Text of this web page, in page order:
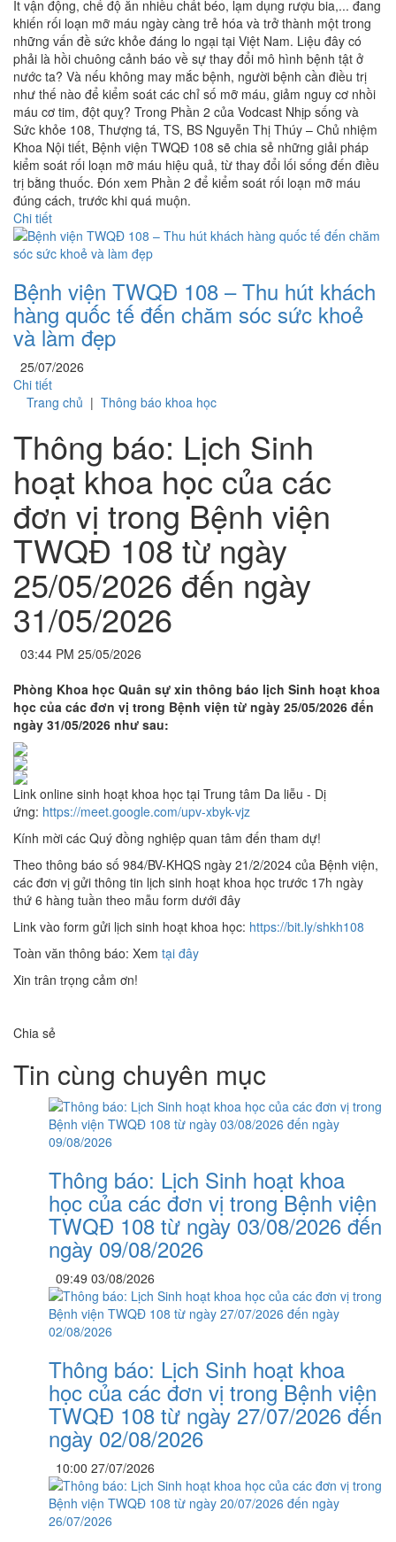
Ít vận động, chế độ ăn nhiều chất béo, lạm dụng rượu bia,... đang
khiến rối loạn mỡ máu ngày càng trẻ hóa và trở thành một trong
những vấn đề sức khỏe đáng lo ngại tại Việt Nam. Liệu đây có
phải là hồi chuông cảnh báo về sự thay đổi mô hình bệnh tật ở
nước ta? Và nếu không may mắc bệnh, người bệnh cần điều trị
như thế nào để kiểm soát các chỉ số mỡ máu, giảm nguy cơ nhồi
máu cơ tim, đột quỵ? Trong Phần 2 của Vodcast Nhịp sống và
Sức khỏe 108, Thượng tá, TS, BS Nguyễn Thị Thúy – Chủ nhiệm
Khoa Nội tiết, Bệnh viện TWQĐ 108 sẽ chia sẻ những giải pháp
kiểm soát rối loạn mỡ máu hiệu quả, từ thay đổi lối sống đến điều
trị bằng thuốc. Đón xem Phần 2 để kiểm soát rối loạn mỡ máu
đúng cách, trước khi quá muộn.
Chi tiết
Bệnh viện TWQĐ 108 – Thu hút khách
hàng quốc tế đến chăm sóc sức khoẻ
và làm đẹp
25/07/2026
Chi tiết
Trang chủ | Thông báo khoa học
Thông báo: Lịch Sinh
hoạt khoa học của các
đơn vị trong Bệnh viện
TWQĐ 108 từ ngày
25/05/2026 đến ngày
31/05/2026
03:44 PM 25/05/2026
Phòng Khoa học Quân sự xin thông báo lịch Sinh hoạt khoa
học của các đơn vị trong Bệnh viện từ ngày 25/05/2026 đến
ngày 31/05/2026 như sau:
Link online sinh hoạt khoa học tại Trung tâm Da liễu - Dị
ứng: https://meet.google.com/upv-xbyk-vjz
Kính mời các Quý đồng nghiệp quan tâm đến tham dự!
Theo thông báo số 984/BV-KHQS ngày 21/2/2024 của Bệnh viện,
các đơn vị gửi thông tin lịch sinh hoạt khoa học trước 17h ngày
thứ 6 hàng tuần theo mẫu form dưới đây
Link vào form gửi lịch sinh hoạt khoa học: https://bit.ly/shkh108
Toàn văn thông báo: Xem tại đây
Xin trân trọng cảm ơn!
Chia sẻ
Tin cùng chuyên mục
Thông báo: Lịch Sinh hoạt khoa
học của các đơn vị trong Bệnh viện
TWQĐ 108 từ ngày 03/08/2026 đến
ngày 09/08/2026
09:49 03/08/2026
Thông báo: Lịch Sinh hoạt khoa
học của các đơn vị trong Bệnh viện
TWQĐ 108 từ ngày 27/07/2026 đến
ngày 02/08/2026
10:00 27/07/2026